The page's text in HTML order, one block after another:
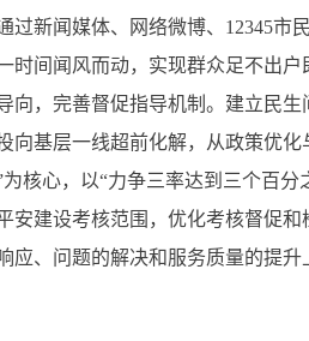
过新闻媒体、网络微博、12345
时间闻风而动，实现群众足不出
，完善督促指导机制。建立民生
向基层一线超前化解，从政策优
为核心，以“力争三率达到三个百
安建设考核范围，优化考核督促
应、问题的解决和服务质量的提